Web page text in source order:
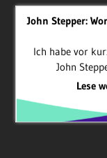
John Stepper:
Ich habe vor
John
Lese